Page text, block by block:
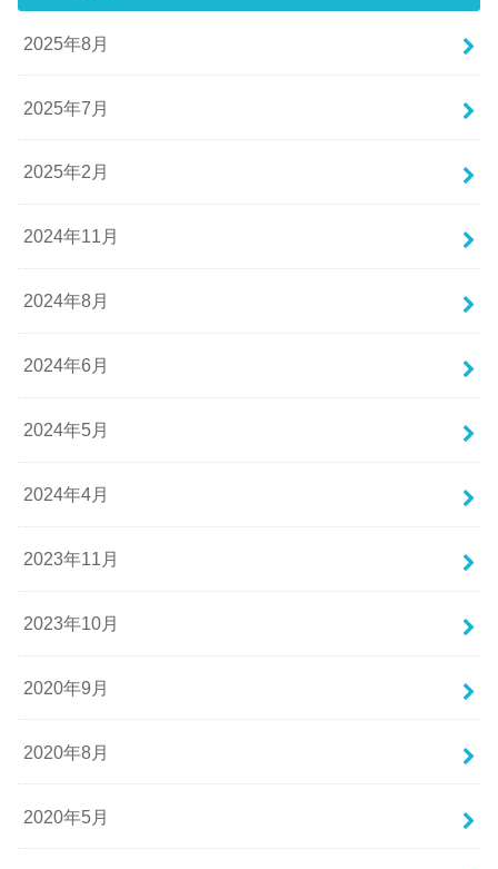
2025年8月
2025年7月
2025年2月
2024年11月
2024年8月
2024年6月
2024年5月
2024年4月
2023年11月
2023年10月
2020年9月
2020年8月
2020年5月